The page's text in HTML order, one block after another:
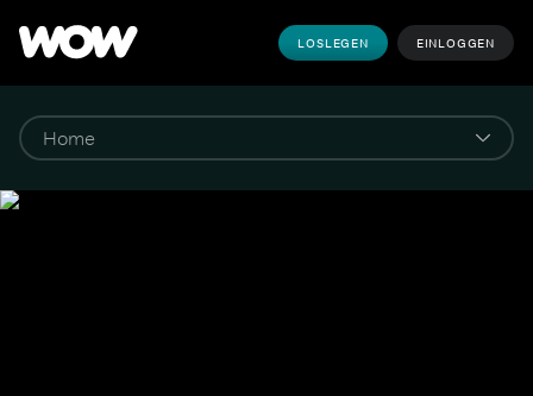
LOSLEGEN EINLOGGEN